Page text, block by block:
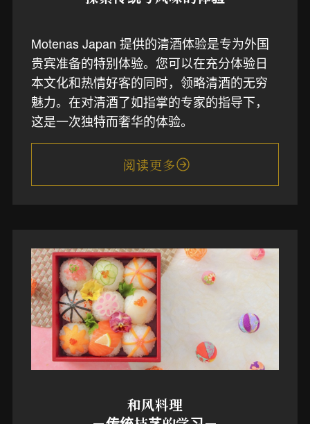
Motenas Japan 提供的清酒体验是专为外国
贵宾准备的特别体验。您可以在充分体验日
本文化和热情好客的同时，领略清酒的无穷
魅力。在对清酒了如指掌的专家的指导下，
这是一次独特而奢华的体验。
阅读更多
和风料理